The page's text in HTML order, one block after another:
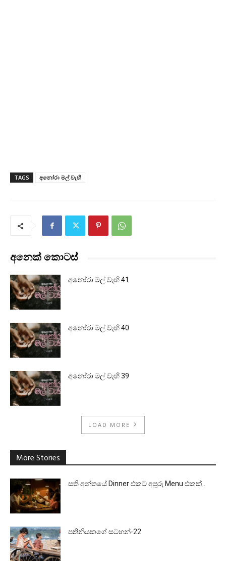
TAGS අනෝරා මල් වැහි
අනෙක් කොටස්
අනෝරා මල් වැහි 41
අනෝරා මල් වැහි 40
අනෝරා මල් වැහි 39
LOAD MORE
More Stories
සති අන්තයේ Dinner එකට අපූරු Menu එකක්..
පතිනියකගේ සටහන්-22